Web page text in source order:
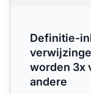
Definitie-
worden 3x
andere